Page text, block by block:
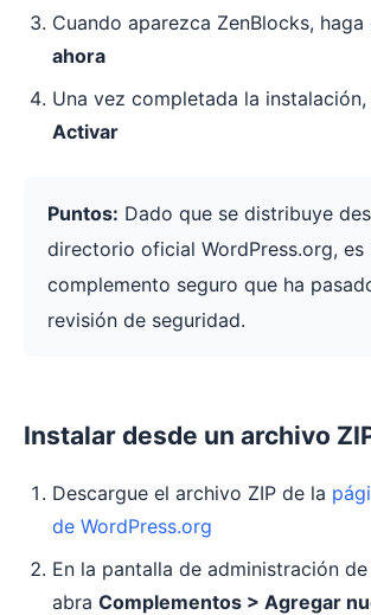
Cuando aparezca ZenBlocks, haga
ahora
Una vez completada la
Activar
Puntos: Dado que se distribuye
directorio oficial WordPress.org, es
complemento seguro que ha
revisión de seguridad.
Instalar desde un archivo
Descargue el archivo ZIP de la
de WordPress.org
En la pantalla de administración de
abra Complementos > Agregar